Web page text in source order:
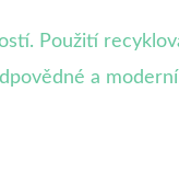
Použití
a